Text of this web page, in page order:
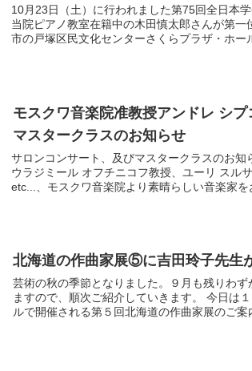
10月23日（土）に行われました第75回全日本
当院ピアノ教室在籍中の木田慎太郎さんが第
市の戸塚区民文化センターさくらプラザ・ホー
モスクワ音楽院准教授アンドレ シ
マスタークラスのお知らせ
サロンコンサート、及びマスタークラスのお知
ウラジミール オフチニコフ教授、ユーリ スル
etc...、モスクワ音楽院より素晴らしい音楽家を
北海道の作曲家展⑤に吉田玲子先生
芸術の秋の季節となりました。９月も残りわ
ますので、順次ご紹介していきます。 今日は
ルで開催される第５回北海道の作曲家展のご